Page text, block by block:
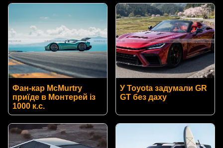
Фан-кар McMurtry
приїде в Монтерей із
1000 к.с.
У Toyota задумали GR
GT без даху